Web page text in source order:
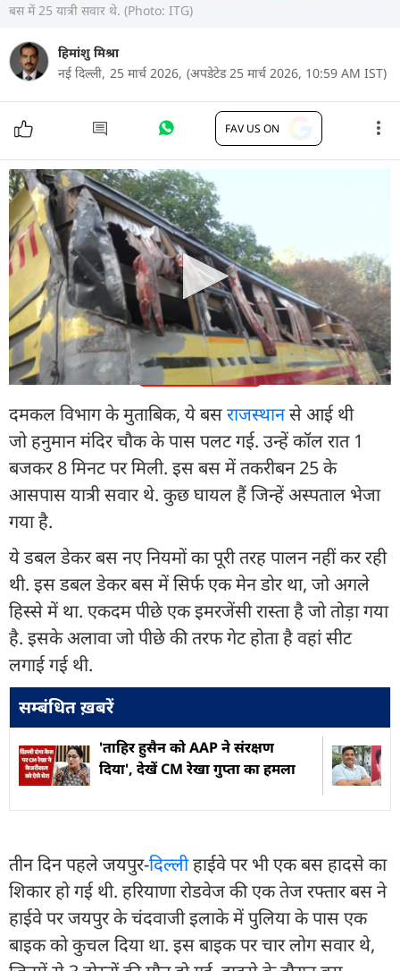
बस में 25 यात्री सवार थे. (Photo: ITG)
हिमांशु मिश्रा
नई दिल्ली, 25 मार्च 2026, (अपडेटेड 25 मार्च 2026, 10:59 AM IST)
FAV US ON
दिल्ली के करोल बाग इलाके में झंडेवालान मंदिर के पास देर
रात एक डबल डेकर बस असंतुलित होकर पलट गई. दिल्ली
पुलिस ने बताया कि इस हादसे में दो लोग गंभीर रूप से घायल
हो गए थे, जिनकी अब मौत हो गई है. अब पुलिस मामले की
जांच कर रही है.
और पढ़ें
दमकल विभाग के मुताबिक, ये बसराजस्थानसे आई थी
जो हनुमान मंदिर चौक के पास पलट गई. उन्हें कॉल रात 1
बजकर 8 मिनट पर मिली. इस बस में तकरीबन 25 के
आसपास यात्री सवार थे. कुछ घायल हैं जिन्हें अस्पताल भेजा
गया है.
ये डबल डेकर बस नए नियमों का पूरी तरह पालन नहीं कर रही
थी. इस डबल डेकर बस में सिर्फ एक मेन डोर था, जो अगले
हिस्से में था. एकदम पीछे एक इमरजेंसी रास्ता है जो तोड़ा गया
है. इसके अलावा जो पीछे की तरफ गेट होता है वहां सीट
लगाई गई थी.
सम्बंधित ख़बरें
'ताहिर हुसैन को AAP ने संरक्षण
दिया', देखें CM रेखा गुप्ता का हमला
तीन दिन पहले जयपुर-दिल्लीहाईवे पर भी एक बस हादसे का
शिकार हो गई थी. हरियाणा रोडवेज की एक तेज रफ्तार बस ने
हाईवे पर जयपुर के चंदवाजी इलाके में पुलिया के पास एक
बाइक को कुचल दिया था. इस बाइक पर चार लोग सवार थे,